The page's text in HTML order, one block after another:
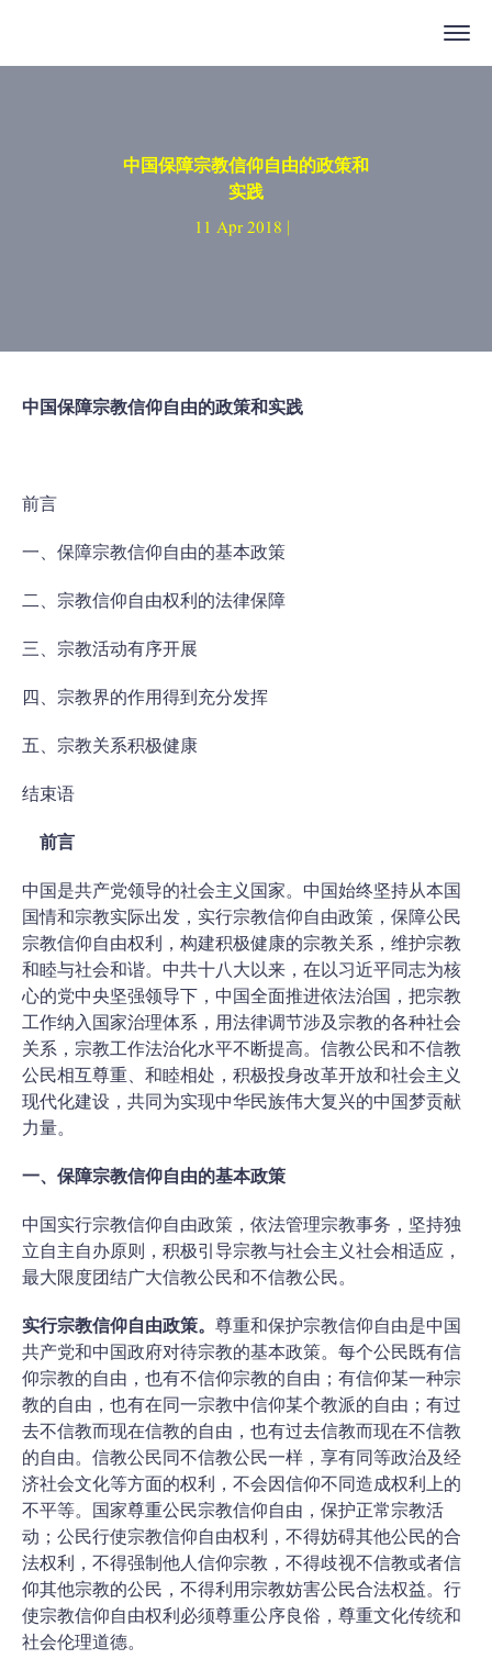
中国保障宗教信仰自由的政策和
实践
11 Apr 2018 |
中国保障宗教信仰自由的政策和实践
前言
一、保障宗教信仰自由的基本政策
二、宗教信仰自由权利的法律保障
三、宗教活动有序开展
四、宗教界的作用得到充分发挥
五、宗教关系积极健康
结束语
前言
中国是共产党领导的社会主义国家。中国始终坚持从本国
国情和宗教实际出发，实行宗教信仰自由政策，保障公民
宗教信仰自由权利，构建积极健康的宗教关系，维护宗教
和睦与社会和谐。中共十八大以来，在以习近平同志为核
心的党中央坚强领导下，中国全面推进依法治国，把宗教
工作纳入国家治理体系，用法律调节涉及宗教的各种社会
关系，宗教工作法治化水平不断提高。信教公民和不信教
公民相互尊重、和睦相处，积极投身改革开放和社会主义
现代化建设，共同为实现中华民族伟大复兴的中国梦贡献
力量。
一、保障宗教信仰自由的基本政策
中国实行宗教信仰自由政策，依法管理宗教事务，坚持独
立自主自办原则，积极引导宗教与社会主义社会相适应，
最大限度团结广大信教公民和不信教公民。
实行宗教信仰自由政策。 尊重和保护宗教信仰自由是中国
共产党和中国政府对待宗教的基本政策。每个公民既有信
仰宗教的自由，也有不信仰宗教的自由；有信仰某一种宗
教的自由，也有在同一宗教中信仰某个教派的自由；有过
去不信教而现在信教的自由，也有过去信教而现在不信教
的自由。信教公民同不信教公民一样，享有同等政治及经
济社会文化等方面的权利，不会因信仰不同造成权利上的
不平等。国家尊重公民宗教信仰自由，保护正常宗教活
动；公民行使宗教信仰自由权利，不得妨碍其他公民的合
法权利，不得强制他人信仰宗教，不得歧视不信教或者信
仰其他宗教的公民，不得利用宗教妨害公民合法权益。行
使宗教信仰自由权利必须尊重公序良俗，尊重文化传统和
社会伦理道德。